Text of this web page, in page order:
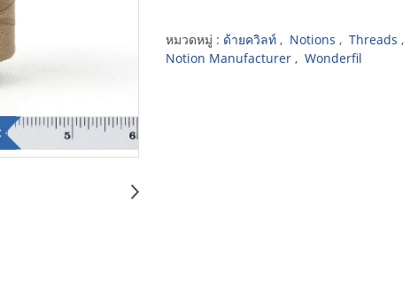
หมวดหมู่ : ด้ายควิลท์ , Notions , Threads ,
Notion Manufacturer , Wonderfil